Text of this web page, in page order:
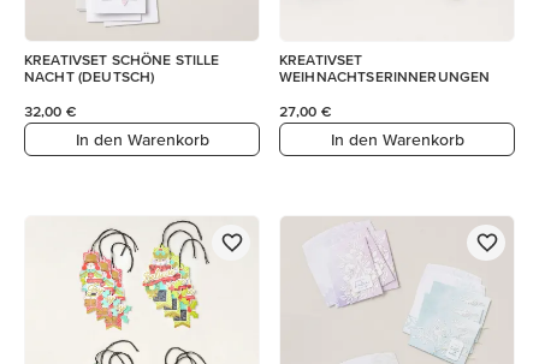
KREATIVSET SCHÖNE STILLE
NACHT (DEUTSCH)
32,00 €
In den Warenkorb
KREATIVSET
WEIHNACHTSERINNERUNGEN
27,00 €
In den Warenkorb